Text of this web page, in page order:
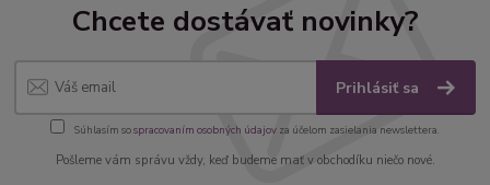
Chcete dostávať novinky?
Prihlásiť sa
Súhlasím sospracovaním osobných údajov za účelom zasielania newslettera.
Pošleme vám správu vždy, keď budeme mať v obchodíku niečo nové.